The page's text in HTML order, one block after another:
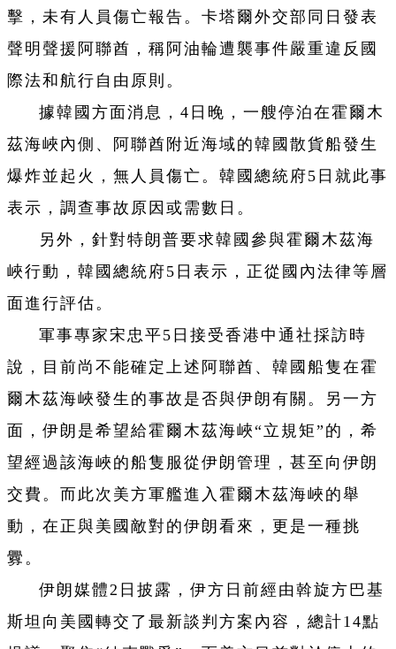
擊，未有人員傷亡報告。卡塔爾外交部同日發表
聲明聲援阿聯酋，稱阿油輪遭襲事件嚴重違反國
際法和航行自由原則。
據韓國方面消息，4日晚，一艘停泊在霍爾木
茲海峽內側、阿聯酋附近海域的韓國散貨船發生
爆炸並起火，無人員傷亡。韓國總統府5日就此事
表示，調查事故原因或需數日。
另外，針對特朗普要求韓國參與霍爾木茲海
峽行動，韓國總統府5日表示，正從國內法律等層
面進行評估。
軍事專家宋忠平5日接受香港中通社採訪時
說，目前尚不能確定上述阿聯酋、韓國船隻在霍
爾木茲海峽發生的事故是否與伊朗有關。另一方
面，伊朗是希望給霍爾木茲海峽“立規矩”的，希
望經過該海峽的船隻服從伊朗管理，甚至向伊朗
交費。而此次美方軍艦進入霍爾木茲海峽的舉
動，在正與美國敵對的伊朗看來，更是一種挑
釁。
伊朗媒體2日披露，伊方日前經由斡旋方巴基
斯坦向美國轉交了最新談判方案內容，總計14點